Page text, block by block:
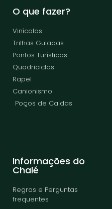
O que fazer?
Vinícolas
Trilhas Guiadas
Pontos Turísticos
Quadriciclos
Rapel
Canionismo
Poços de Caldas
Informações do
Chalé
Regras e Perguntas
frequentes